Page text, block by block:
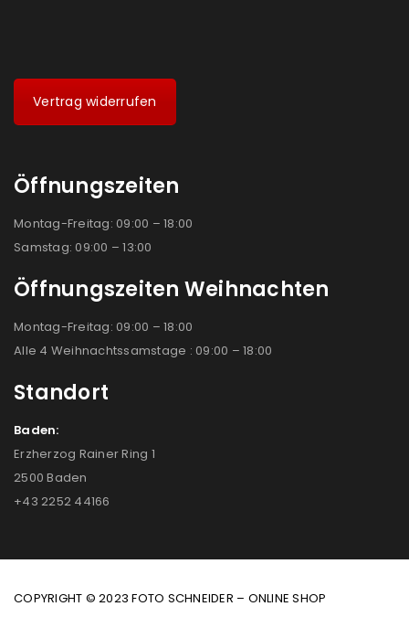
Vertrag widerrufen
Öffnungszeiten
Montag-Freitag: 09:00 – 18:00
Samstag: 09:00 – 13:00
Öffnungszeiten Weihnachten
Montag-Freitag: 09:00 – 18:00
Alle 4 Weihnachtssamstage : 09:00 – 18:00
Standort
Baden:
Erzherzog Rainer Ring 1
2500 Baden
+43 2252 44166
COPYRIGHT © 2023 FOTO SCHNEIDER – ONLINE SHOP